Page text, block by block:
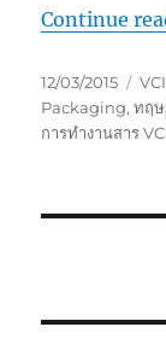
Continue
Posted
on
12/03/2015
Packaging,ทฤ
การทำงานสาร